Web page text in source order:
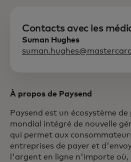
Contacts avec les
Suman Hughes
À propos de Paysend
Paysend est un écosystème
mondial intégré de nouvelle
qui permet aux
entreprises de payer et
l'argent en ligne n'importe